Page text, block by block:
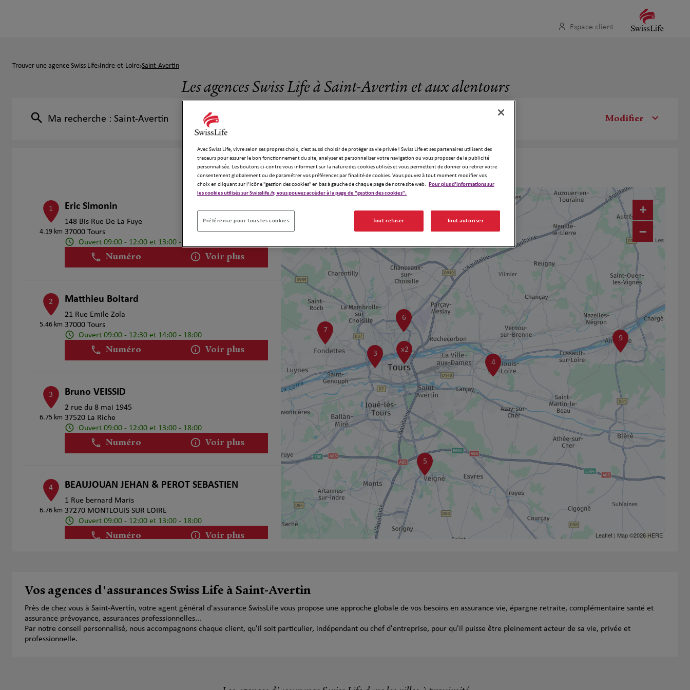
Espace client
Trouver une agence Swiss Life Indre-et-Loire Saint-Avertin
Les agences Swiss Life à Saint-Avertin et aux alentours
Ma recherche : Saint-Avertin Modifier
9 agences Swiss Life à Saint-Avertin
1
4.19 km
Eric Simonin
148 Bis Rue De La Fuye
37000 Tours
Ouvert 09:00 - 12:00 et 13:00 - 18:00
Numéro Voir plus
2
5.46 km
Matthieu Boitard
21 Rue Emile Zola
37000 Tours
Ouvert 09:00 - 12:30 et 14:00 - 18:00
Numéro Voir plus
3
6.75 km
Bruno VEISSID
2 rue du 8 mai 1945
37520 La Riche
Ouvert 09:00 - 12:00 et 13:00 - 18:00
Numéro Voir plus
4
6.76 km
BEAUJOUAN JEHAN & PEROT SEBASTIEN
1 Rue bernard Maris
37270 MONTLOUIS SUR LOIRE
Ouvert 09:00 - 12:00 et 13:00 - 18:00
Numéro Voir plus
7.35 km
13A rue de Beauregard
37250 MONTBAZON
Ouvert 09:00 - 12:00 et 14:00 - 18:00
Numéro Voir plus
9
8
7
5
4
6
3 x2
+
−
Leaflet| Map ©2026HERE
Vos agences d'assurances Swiss Life à Saint-Avertin
Près de chez vous à Saint-Avertin, votre agent général d'assurance SwissLife vous propose une approche globale de vos besoins en assurance vie, épargne retraite, complémentaire santé et
assurance prévoyance, assurances professionnelles...
Par notre conseil personnalisé, nous accompagnons chaque client, qu'il soit particulier, indépendant ou chef d'entreprise, pour qu'il puisse être pleinement acteur de sa vie, privée et
professionnelle.
Avec Swiss Life, vivre selon ses propres choix, c’est aussi choisir de protéger sa vie privée ! Swiss Life et ses partenaires utilisent des
traceurs pour assurer le bon fonctionnement du site, analyser et personnaliser votre navigation ou vous proposer de la publicité
personnalisée. Les boutons ci-contre vous informent sur la nature des cookies utilisés et vous permettent de donner ou retirer votre
consentement globalement ou de paramétrer vos préférences par finalité de cookies. Vous pouvez à tout moment modifier vos
choix en cliquant sur l’icône "gestion des cookies" en bas à gauche de chaque page de notre site web. Pour plus d'informations sur
les cookies utilisés sur Swisslife.fr, vous pouvez accéder à la page de "gestion des cookies".
Préférence pour tous les cookies Tout refuser Tout autoriser